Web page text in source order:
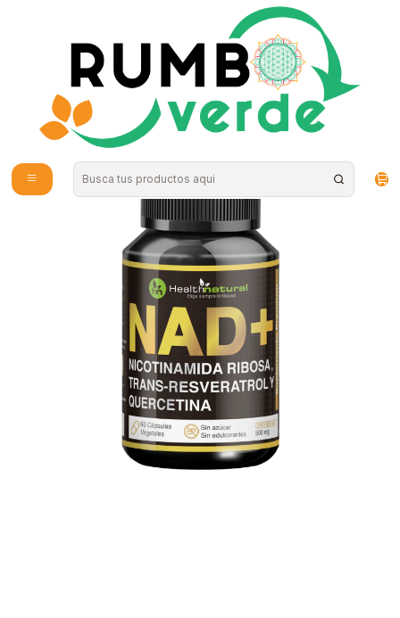
Envío gratis por compras sobre los 59.990 en la provincia de Santiago
Nutrición Deportiva